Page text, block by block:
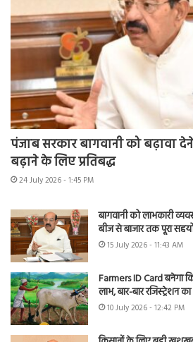
पंजाब सरकार बागवानी को बढ़ावा
बढ़ाने के लिए प्रतिबद्ध
24 July 2026 - 1:45 PM
बागवानी को लाभकारी
बीज से बाजार तक पूरा
15 July 2026 - 11:43 AM
Farmers ID Card बनेगा
लाभ, बार-बार
10 July 2026 - 12:42 PM